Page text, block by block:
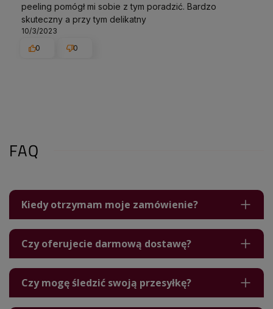
peeling pomógł mi sobie z tym poradzić. Bardzo
skuteczny a przy tym delikatny
10/3/2023
0
0
FAQ
Kiedy otrzymam moje zamówienie?
Czy oferujecie darmową dostawę?
Czy mogę śledzić swoją przesyłkę?